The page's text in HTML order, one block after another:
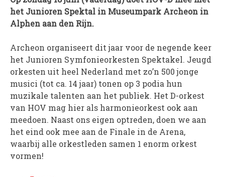
PROJECTEN
Muziek is de Basis!
Zomerorkest Vleuten
Saxophone Orchestra
Moet je Hoor’n!
HOV Loud & Proud
OVER ONS
Wie zijn we?
Bestuur
het Junioren Spektal in Museumpark Archeon in
Alphen aan den Rijn.
Archeon organiseert dit jaar voor de negende keer
het Junioren Symfonieorkesten Spektakel. Jeugd
orkesten uit heel Nederland met zo’n 500 jonge
musici (tot ca. 14 jaar) tonen op 3 podia hun
muzikale talenten aan het publiek. Het D-orkest
van HOV mag hier als harmonieorkest ook aan
meedoen. Naast ons eigen optreden, doen we aan
het eind ook mee aan de Finale in de Arena,
waarbij alle orkestleden samen 1 enorm orkest
vormen!